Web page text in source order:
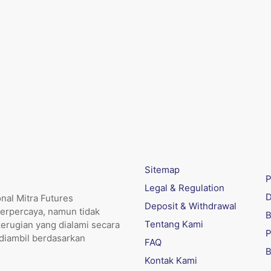
Mitra Futures
namun tidak
yang dialami secara
berdasarkan
Sitemap
Legal & Regulation
Deposit & Withdrawal
Tentang Kami
FAQ
Kontak Kami